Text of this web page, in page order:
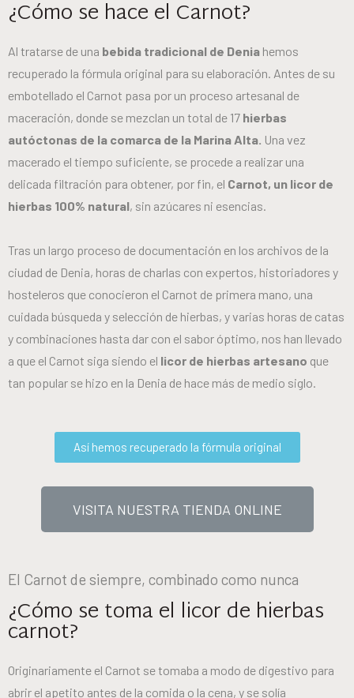
¿Cómo se hace el Carnot?
Al tratarse de una bebida tradicional de Denia hemos
recuperado la fórmula original para su elaboración. Antes de su
embotellado el Carnot pasa por un proceso artesanal de
maceración, donde se mezclan un total de 17 hierbas
autóctonas de la comarca de la Marina Alta. Una vez
macerado el tiempo suficiente, se procede a realizar una
delicada filtración para obtener, por fin, el Carnot, un licor de
hierbas 100% natural, sin azúcares ni esencias.
Tras un largo proceso de documentación en los archivos de la
ciudad de Denia, horas de charlas con expertos, historiadores y
hosteleros que conocieron el Carnot de primera mano, una
cuidada búsqueda y selección de hierbas, y varias horas de catas
y combinaciones hasta dar con el sabor óptimo, nos han llevado
a que el Carnot siga siendo el licor de hierbas artesano que
tan popular se hizo en la Denia de hace más de medio siglo.
Así hemos recuperado la fórmula original
VISITA NUESTRA TIENDA ONLINE
El Carnot de siempre, combinado como nunca
¿Cómo se toma el licor de hierbas
carnot?
Originariamente el Carnot se tomaba a modo de digestivo para
abrir el apetito antes de la comida o la cena, y se solía